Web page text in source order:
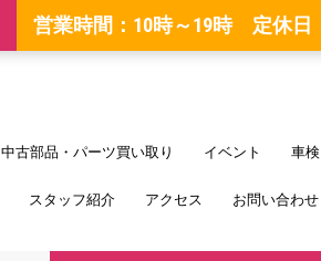
営業時間：10時～19時 定休日
中古部品・パーツ買い取り イベント 車
スタッフ紹介 アクセス お問い合わせ